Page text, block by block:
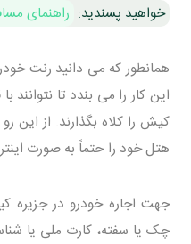
خواهید پسندید: راهنمای
همانطور که می دانید رنت
این کار را می بندد تا
کیش را کلاه بگذارند. از این
هتل خود را حتماً به صورت
جهت اجاره خودرو در جزیره
چک یا سفته، کارت ملی یا